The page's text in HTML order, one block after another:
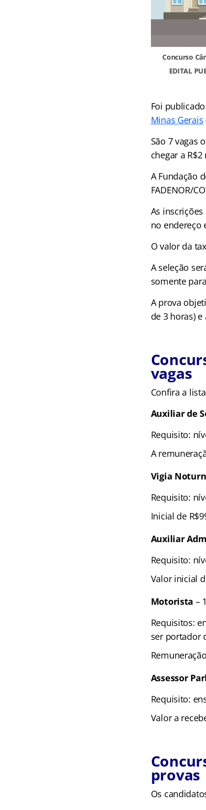
Concurso
EDITAL
Foi
Minas Gerais
São 7 vagas
chegar a
A Fundação
FADENOR/
As
no endereço
O valor da
A seleção
somente
A prova
de 3 horas)
vagas
Confira a
Auxiliar de
Requisito:
A
Vigia
Requisito:
Inicial de
Auxiliar
Requisito:
Valor inicial
Motorista –
Requisitos:
ser portador
Assessor
Requisito:
Valor a
provas
Os